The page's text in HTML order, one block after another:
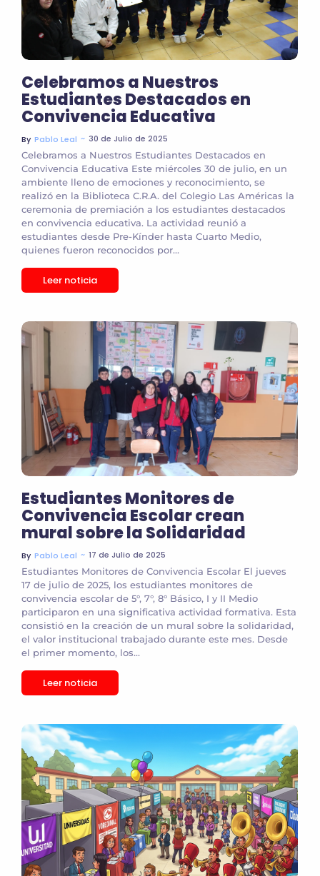
Celebramos a Nuestros
Estudiantes Destacados en
Convivencia Educativa
By Pablo Leal ~ 30 de Julio de 2025
Celebramos a Nuestros Estudiantes Destacados en
Convivencia Educativa Este miércoles 30 de julio, en un
ambiente lleno de emociones y reconocimiento, se
realizó en la Biblioteca C.R.A. del Colegio Las Américas la
ceremonia de premiación a los estudiantes destacados
en convivencia educativa. La actividad reunió a
estudiantes desde Pre-Kínder hasta Cuarto Medio,
quienes fueron reconocidos por...
Leer noticia
Estudiantes Monitores de
Convivencia Escolar crean
mural sobre la Solidaridad
By Pablo Leal ~ 17 de Julio de 2025
Estudiantes Monitores de Convivencia Escolar El jueves
17 de julio de 2025, los estudiantes monitores de
convivencia escolar de 5°, 7°, 8° Básico, I y II Medio
participaron en una significativa actividad formativa. Esta
consistió en la creación de un mural sobre la solidaridad,
el valor institucional trabajado durante este mes. Desde
el primer momento, los...
Leer noticia